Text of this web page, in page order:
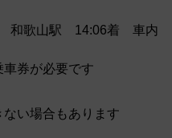
和歌山駅 14:06着 車内
券が必要です
い場合もあります